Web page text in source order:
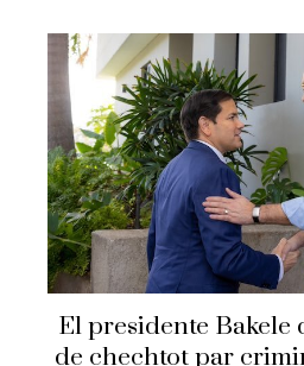
Secretario de
visita El